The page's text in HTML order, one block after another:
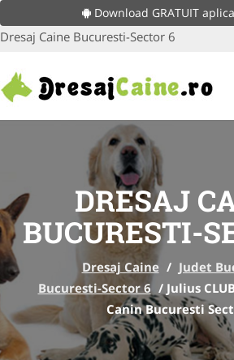
Download GRATUIT
Dresaj Caine Bucuresti-Sector 6
DRESAJ
BUCURESTI-
Dresaj Caine / Judet
Bucuresti-Sector 6 / Julius
Canin Bucuresti